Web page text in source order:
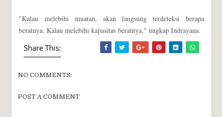
"Kalau melebihi muatan, akan langsung terdeteksi berapa
beratnya. Kalau melebihi kapasitas beratnya," ungkap Indrayana.
Share This:
NO COMMENTS:
POST A COMMENT